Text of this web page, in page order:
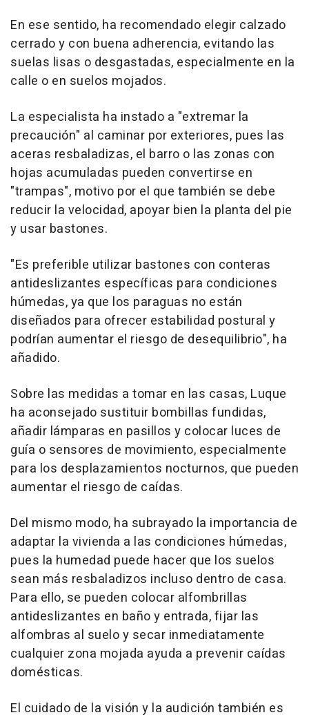
En ese sentido, ha recomendado elegir calzado
cerrado y con buena adherencia, evitando las
suelas lisas o desgastadas, especialmente en la
calle o en suelos mojados.
La especialista ha instado a "extremar la
precaución" al caminar por exteriores, pues las
aceras resbaladizas, el barro o las zonas con
hojas acumuladas pueden convertirse en
"trampas", motivo por el que también se debe
reducir la velocidad, apoyar bien la planta del pie
y usar bastones.
"Es preferible utilizar bastones con conteras
antideslizantes específicas para condiciones
húmedas, ya que los paraguas no están
diseñados para ofrecer estabilidad postural y
podrían aumentar el riesgo de desequilibrio", ha
añadido.
Sobre las medidas a tomar en las casas, Luque
ha aconsejado sustituir bombillas fundidas,
añadir lámparas en pasillos y colocar luces de
guía o sensores de movimiento, especialmente
para los desplazamientos nocturnos, que pueden
aumentar el riesgo de caídas.
Del mismo modo, ha subrayado la importancia de
adaptar la vivienda a las condiciones húmedas,
pues la humedad puede hacer que los suelos
sean más resbaladizos incluso dentro de casa.
Para ello, se pueden colocar alfombrillas
antideslizantes en baño y entrada, fijar las
alfombras al suelo y secar inmediatamente
cualquier zona mojada ayuda a prevenir caídas
domésticas.
El cuidado de la visión y la audición también es